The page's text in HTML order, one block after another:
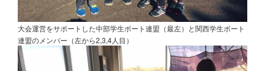
大会運営をサポートした中部学生ボート連盟（最左）と関西学生ボート
連盟のメンバー（左から2,3,4人目）